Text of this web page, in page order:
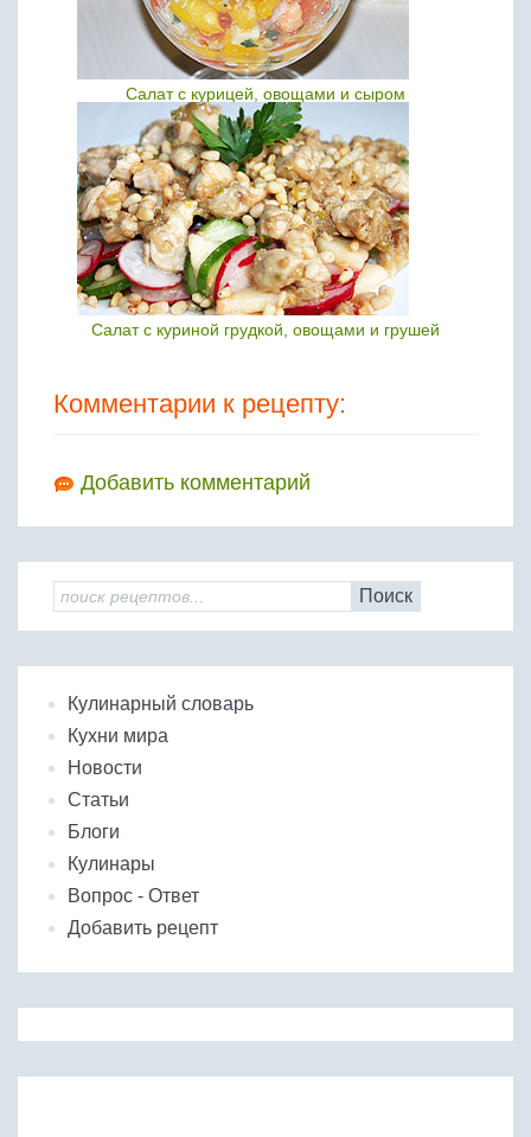
Салат с курицей, овощами и сыром
Салат с куриной грудкой, овощами и грушей
Комментарии к рецепту:
Добавить комментарий
Поиск
Кулинарный словарь
Кухни мира
Новости
Статьи
Блоги
Кулинары
Вопрос - Ответ
Добавить рецепт